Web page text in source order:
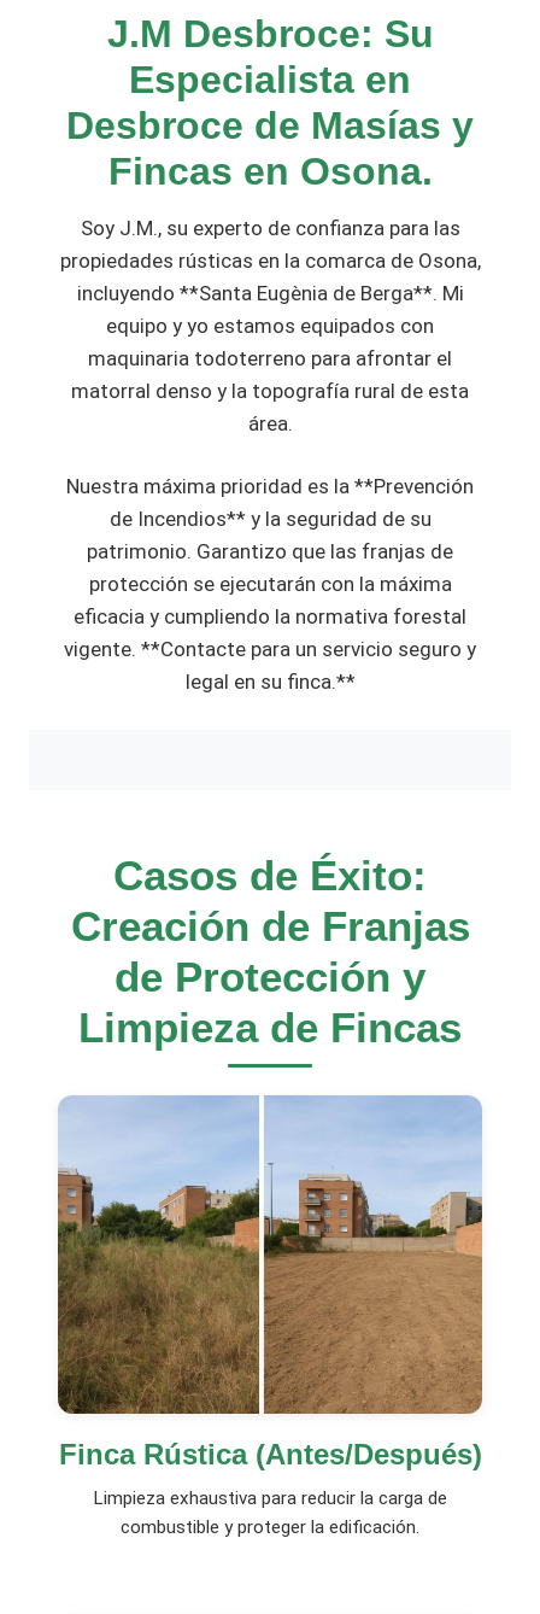
J.M Desbroce: Su
Especialista en
Desbroce de Masías y
Fincas en Osona.
Soy J.M., su experto de confianza para las
propiedades rústicas en la comarca de Osona,
incluyendo **Santa Eugènia de Berga**. Mi
equipo y yo estamos equipados con
maquinaria todoterreno para afrontar el
matorral denso y la topografía rural de esta
área.
Nuestra máxima prioridad es la **Prevención
de Incendios** y la seguridad de su
patrimonio. Garantizo que las franjas de
protección se ejecutarán con la máxima
eficacia y cumpliendo la normativa forestal
vigente. **Contacte para un servicio seguro y
legal en su finca.**
Casos de Éxito:
Creación de Franjas
de Protección y
Limpieza de Fincas
Finca Rústica (Antes/Después)
Limpieza exhaustiva para reducir la carga de
combustible y proteger la edificación.